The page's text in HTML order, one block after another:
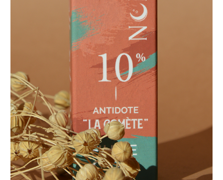
Huiles de CBD